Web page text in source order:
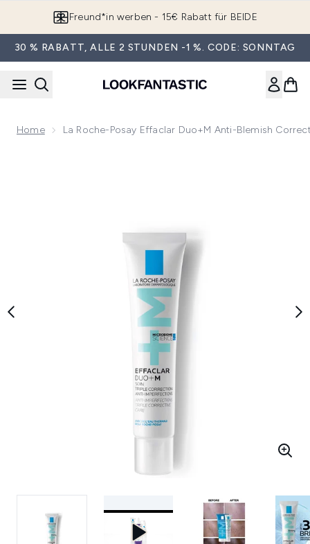
Freund*in werben - 15€ Rabatt für BEIDE
30 % RABATT, ALLE 2 STUNDEN -1 %. CODE: SONNTAG
Home La Roche-Posay Effaclar Duo+M Anti-Blemish